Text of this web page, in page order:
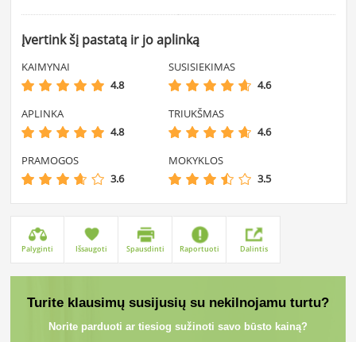
Įvertink šį pastatą ir jo aplinką
KAIMYNAI
4.8
SUSISIEKIMAS
4.6
APLINKA
4.8
TRIUKŠMAS
4.6
PRAMOGOS
3.6
MOKYKLOS
3.5
Palyginti Išsaugoti Spausdinti Raportuoti Dalintis
Turite klausimų susijusių su nekilnojamu turtu?
Norite parduoti ar tiesiog sužinoti savo būsto kainą?